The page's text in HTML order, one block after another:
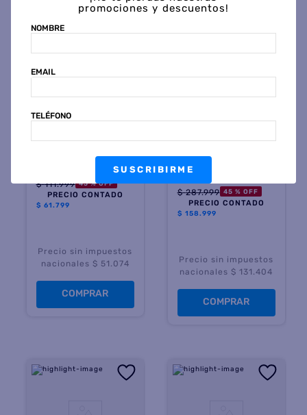
Silla Caño Aimaretti Dakar
C/Gris Tap Tiza Sim Cuero
$ 111.999 45 %OFF
PRECIO CONTADO
$ 61.799
Precio sin impuestos
nacionales $ 51.074
COMPRAR
Mesa de Comedor
Directorio Aimaretti 80 x
150 3" Color Gris Tapa
$ 287.999 45 % OFF
PRECIO CONTADO
$ 158.999
Precio sin impuestos
nacionales $ 131.404
COMPRAR
promociones y descuentos!
NOMBRE
EMAIL
TELÉFONO
SUSCRIBIRME